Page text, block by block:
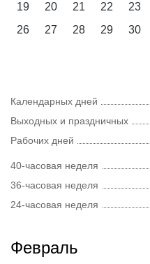
19
20 21 22 23
26
27 28 29 30
Календарных дней
Выходных и праздничных
Рабочих дней
40-часовая неделя
36-часовая неделя
24-часовая неделя
Февраль